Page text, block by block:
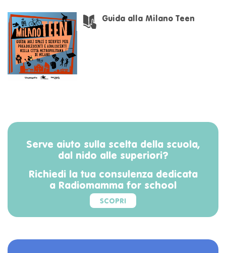
Guida alla Milano Teen
Serve aiuto sulla scelta della scuola,
dal nido alle superiori?
Richiedi la tua consulenza dedicata
a Radiomamma for school
SCOPRI